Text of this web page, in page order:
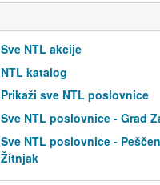
Sve NTL akcije
NTL katalog
Prikaži sve NTL poslovnice
Sve NTL poslovnice - Grad
Sve NTL poslovnice -
Žitnjak